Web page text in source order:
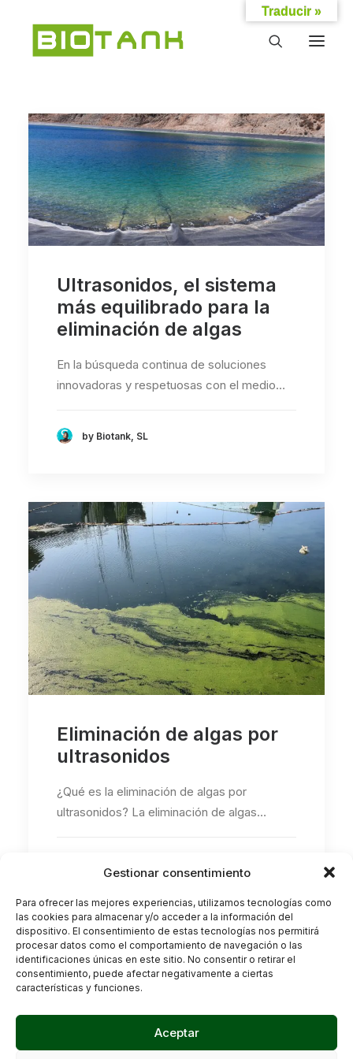
Gestionar consentimiento
Para ofrecer las mejores experiencias, utilizamos tecnologías como
las cookies para almacenar y/o acceder a la información del
dispositivo. El consentimiento de estas tecnologías nos permitirá
procesar datos como el comportamiento de navegación o las
identificaciones únicas en este sitio. No consentir o retirar el
consentimiento, puede afectar negativamente a ciertas
características y funciones.
Aceptar
Ultrasonidos, el sistema
más equilibrado para la
eliminación de algas
En la búsqueda continua de soluciones
innovadoras y respetuosas con el medio…
by Biotank, SL
Eliminación de algas por
ultrasonidos
¿Qué es la eliminación de algas por
ultrasonidos? La eliminación de algas…
Traducir »